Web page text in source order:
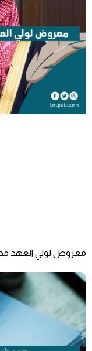
معروض لولي العهد